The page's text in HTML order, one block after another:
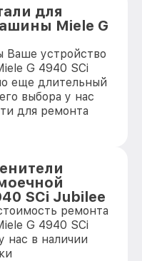
для
Miele G
Ваше устройство
G 4940 SCi
еще длительный
выбора у нас
для ремонта
SCi Jubilee
ремонта
G 4940 SCi
нас в наличии